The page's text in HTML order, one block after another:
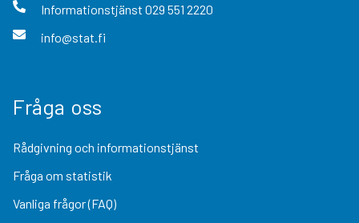
Informationstjänst 029 551 2220
info@stat.fi
Fråga oss
Rådgivning och informationstjänst
Fråga om statistik
Vanliga frågor (FAQ)